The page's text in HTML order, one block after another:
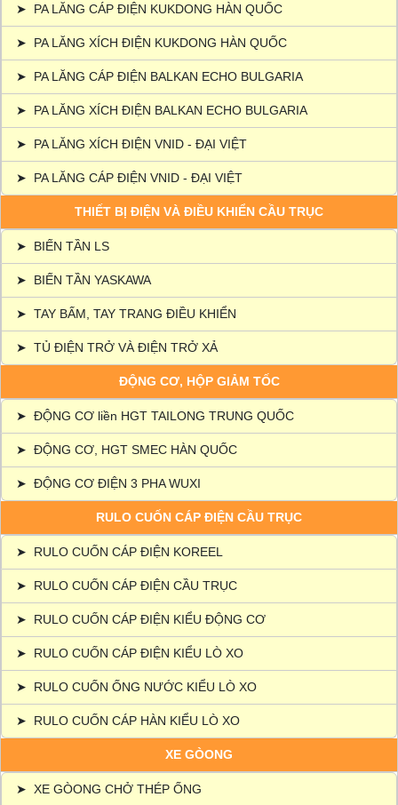
➤ PA LĂNG CÁP ĐIỆN KUKDONG HÀN QUỐC
➤ PA LĂNG XÍCH ĐIỆN KUKDONG HÀN QUỐC
➤ PA LĂNG CÁP ĐIỆN BALKAN ECHO BULGARIA
➤ PA LĂNG XÍCH ĐIỆN BALKAN ECHO BULGARIA
➤ PA LĂNG XÍCH ĐIỆN VNID - ĐẠI VIỆT
➤ PA LĂNG CÁP ĐIỆN VNID - ĐẠI VIỆT
THIẾT BỊ ĐIỆN VÀ ĐIỀU KHIỂN CẦU TRỤC
➤ BIẾN TẦN LS
➤ BIẾN TẦN YASKAWA
➤ TAY BẤM, TAY TRANG ĐIỀU KHIỂN
➤ TỦ ĐIỆN TRỞ VÀ ĐIỆN TRỞ XẢ
ĐỘNG CƠ, HỘP GIẢM TỐC
➤ ĐỘNG CƠ liền HGT TAILONG TRUNG QUỐC
➤ ĐỘNG CƠ, HGT SMEC HÀN QUỐC
➤ ĐỘNG CƠ ĐIỆN 3 PHA WUXI
RULO CUỐN CÁP ĐIỆN CẦU TRỤC
➤ RULO CUỐN CÁP ĐIỆN KOREEL
➤ RULO CUỐN CÁP ĐIỆN CẦU TRỤC
➤ RULO CUỐN CÁP ĐIỆN KIỂU ĐỘNG CƠ
➤ RULO CUỐN CÁP ĐIỆN KIỂU LÒ XO
➤ RULO CUỐN ỐNG NƯỚC KIỂU LÒ XO
➤ RULO CUỐN CÁP HÀN KIỂU LÒ XO
XE GÒONG
➤ XE GÒONG CHỞ THÉP ỐNG